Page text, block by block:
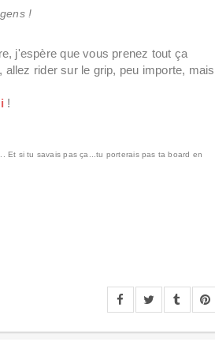
!
j'espère que vous prenez tout ça
rider sur le grip, peu importe, mais
!
Et si tu savais pas ça...tu porterais pas ta board en